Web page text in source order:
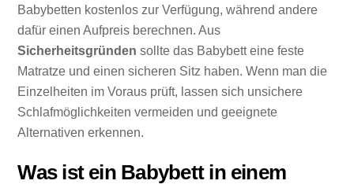
Babybetten kostenlos zur Verfügung, während andere
dafür einen Aufpreis berechnen. Aus
Sicherheitsgründen sollte das Babybett eine feste
Matratze und einen sicheren Sitz haben. Wenn man die
Einzelheiten im Voraus prüft, lassen sich unsichere
Schlafmöglichkeiten vermeiden und geeignete
Alternativen erkennen.
Was ist ein Babybett in einem